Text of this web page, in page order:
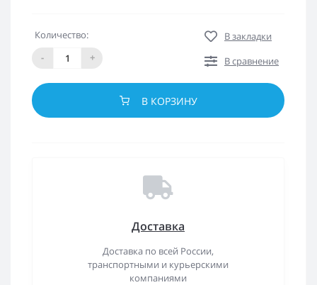
Количество:
-
+
В закладки
В сравнение
В КОРЗИНУ
Доставка
Доставка по всей России,
транспортными и курьерскими
компаниями